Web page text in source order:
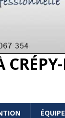
ÉQUIPE